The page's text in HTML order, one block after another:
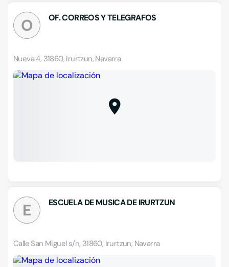
O OF. CORREOS Y TELEGRAFOS
Nueva 4, 31860, Irurtzun, Navarra
E ESCUELA DE MUSICA DE IRURTZUN
Calle San Miguel s/n, 31860, Irurtzun, Navarra